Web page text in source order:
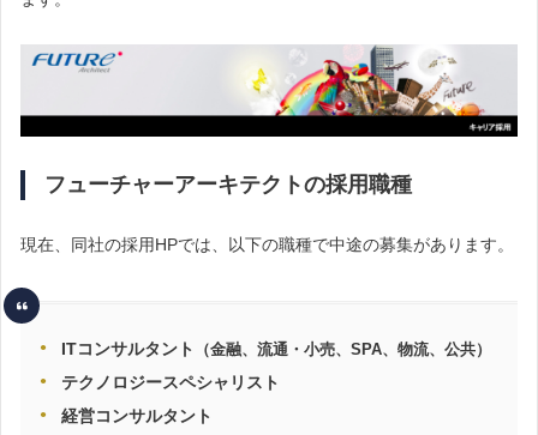
フューチャーアーキテクトの採用職種
現在、同社の採用HPでは、以下の職種で中途の募集があります。
ITコンサルタント （金融、流通・小売、SPA、物流、公共）
テクノロジースペシャリスト
経営コンサルタント